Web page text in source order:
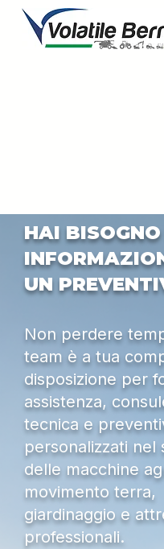
HAI
UN
Non perdere
team è a tua
disposizione per
assistenza,
tecnica e
personalizzati nel
delle macchine
movimento terra,
giardinaggio e
professionali.